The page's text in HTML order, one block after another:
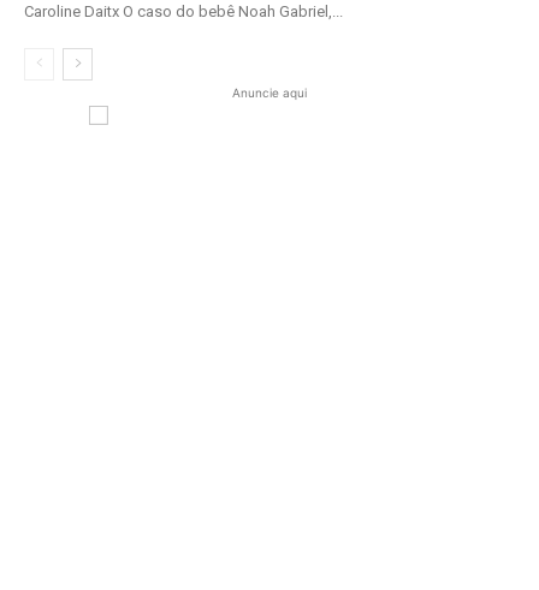
Caroline Daitx O caso do bebê Noah Gabriel,...
Anuncie aqui